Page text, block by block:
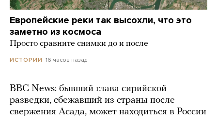
Европейские реки так высохли, что это
заметно из космоса
Просто сравните снимки до и после
ИСТОРИИ 16 часов назад
BBC News: бывший глава сирийской
разведки, сбежавший из страны после
свержения Асада, может находиться в России